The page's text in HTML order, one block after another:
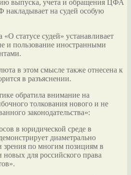
выпуска, учета и обращения ЦФА
на судей особую
«О статусе судей» устанавливает
и пользование иностранными
в этом смысле также отнесена к
в разъяснении.
обратила внимание на
толкования нового и не
законодательства»:
в юридической среде в
диаметрально
по многим позициям в
новых для российского права